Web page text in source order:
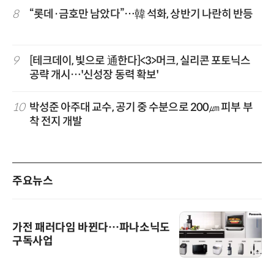
8 “롯데·금호만 남았다”…韓 석화, 상반기 나란히 반등
9
[테크데이, 빛으로 通한다]<3>머크, 실리콘 포토닉스
공략 개시…'신성장 동력 확보'
10 박성준 아주대 교수, 공기 중 수분으로 200㎛ 피부 부
착 전지 개발
주요뉴스
가전 패러다임 바뀐다…파나소닉도
구독사업